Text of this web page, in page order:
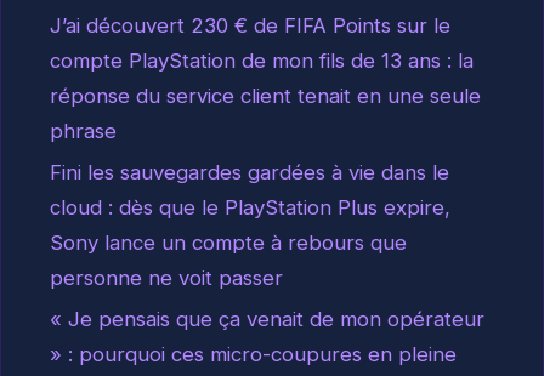
J’ai découvert 230 € de FIFA Points sur le
compte PlayStation de mon fils de 13 ans : la
réponse du service client tenait en une seule
phrase
Fini les sauvegardes gardées à vie dans le
cloud : dès que le PlayStation Plus expire,
Sony lance un compte à rebours que
personne ne voit passer
« Je pensais que ça venait de mon opérateur
» : pourquoi ces micro-coupures en pleine